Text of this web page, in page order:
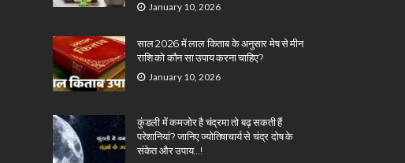
January 10, 2026
साल 2026 में लाल किताब के अनुसार मेष से मीन
राशि को कौन सा उपाय करना चाहिए?
January 10, 2026
कुंडली में कमजोर है चंद्रमा तो बढ़ सकती हैं
परेशानियां? जानिए ज्योतिषाचार्य से चंद्र दोष के
संकेत और उपाय…!